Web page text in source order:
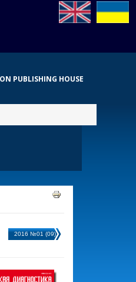
PUBLISHING HOUSE
2016 №01 (09)